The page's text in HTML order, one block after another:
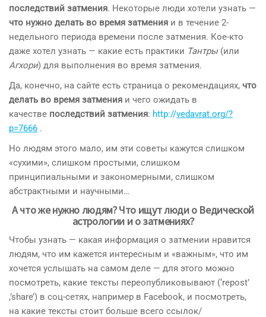
последствий затмения. Некоторые люди хотели узнать —
что нужно делать во время затмения и в течение 2-
недельного периода времени после затмения. Кое-кто
даже хотел узнать — какие есть практики Тантры(или
Агхори) для выполнения во время затмения.
Да, конечно, на сайте есть страница о рекомендациях, что
делать во время затмения и чего ожидать в
качестве последствий затмения: http://vedavrat.org/?
p=7666 .
Но людям этого мало, им эти советы кажутся слишком
«сухими», слишком простыми, слишком
принципиальными и закономерными, слишком
абстрактными и научными…
А что же нужно людям? Что ищут люди о Ведической
астрологии и о затмениях?
Чтобы узнать — какая информация о затмении нравится
людям, что им кажется интересным и «важным», что им
хочется услышать на самом деле — для этого можно
посмотреть, какие тексты переопубликовывают (‘repost’
,’share’) в соц-сетях, например в Facebook, и посмотреть,
на какие тексты стоит больше всего ссылок/